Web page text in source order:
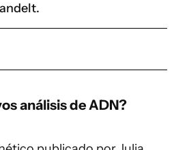
análisis de ADN?